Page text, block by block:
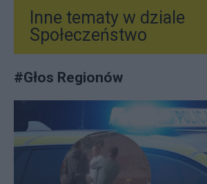
Inne tematy w dziale
Społeczeństwo
#Głos Regionów